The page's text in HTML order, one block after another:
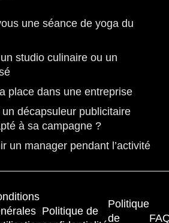
une séance de yoga du
studio culinaire ou un
place dans une entreprise
décapsuleur publicitaire
à sa campagne ?
un manager pendant l’activité
Politique de
Politique
de